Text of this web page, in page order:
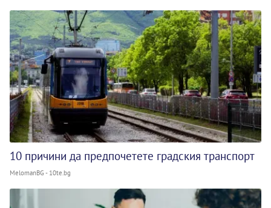
10 причини да предпочетете градския транспорт
MelomanBG - 10te.bg